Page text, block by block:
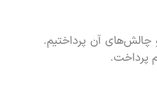
چالش‌های آن پرداختیم.
پرداخت.